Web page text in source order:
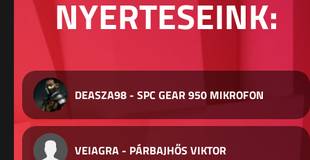
NYERTESEINK:
DEASZA98 - SPC GEAR 950 MIKROFON
VEIAGRA - PÁRBAJHŐS VIKTOR